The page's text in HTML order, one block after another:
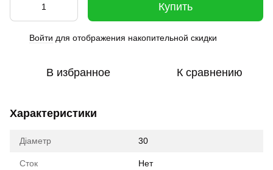
Купить
Войти для отображения накопительной скидки
В избранное К сравнению
Характеристики
Діаметр 30
Сток Нет